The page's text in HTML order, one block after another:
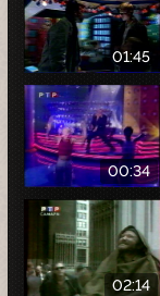
01:45
00:34
02:14